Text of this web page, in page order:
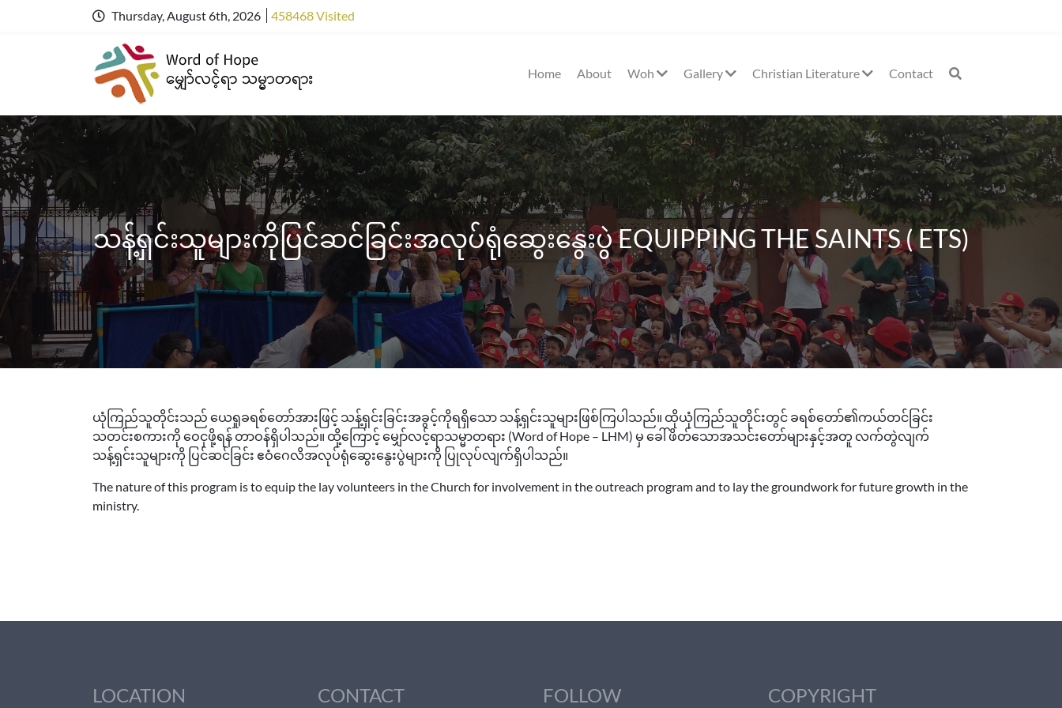
Thursday, August 6th, 2026 458468 Visited
Home About Woh Gallery Christian Literature Contact
သန့်ရှင်းသူများကိုပြင်ဆင်ခြင်းအလုပ်ရုံဆွေးနွေးပွဲ EQUIPPING THE SAINTS ( ETS)
ယုံကြည်သူတိုင်းသည် ယေရှုခရစ်တော်အားဖြင့် သန့်ရှင်းခြင်းအခွင့်ကိုရရှိသော သန့်ရှင်းသူများဖြစ်ကြပါသည်။ ထိုယုံကြည်သူတိုင်းတွင် ခရစ်တော်၏ကယ်တင်ခြင်း
သတင်းစကားကို ဝေငှဖို့ရန် တာဝန်ရှိပါသည်။ ထို့ကြောင့် မျှော်လင့်ရာသမ္မာတရား (Word of Hope – LHM) မှ ခေါ်ဖိတ်သောအသင်းတော်များနှင့်အတူ လက်တွဲလျက်
သန့်ရှင်းသူများကို ပြင်ဆင်ခြင်း ဧဝံဂေလိအလုပ်ရုံဆွေးနွေးပွဲများကို ပြုလုပ်လျက်ရှိပါသည်။
The nature of this program is to equip the lay volunteers in the Church for involvement in the outreach program and to lay the groundwork for future growth in the
ministry.
LOCATION CONTACT FOLLOW COPYRIGHT